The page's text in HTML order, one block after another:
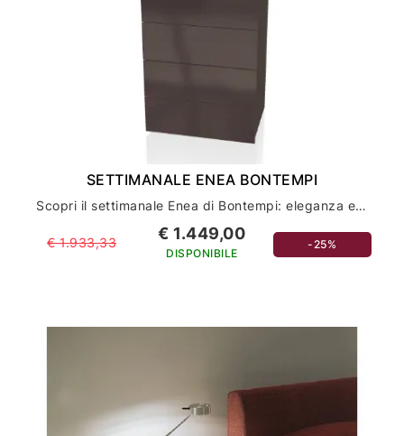
SETTIMANALE ENEA BONTEMPI
Scopri il settimanale Enea di Bontempi: eleganza e funzionalità per l'arredamento della tua casa
€ 1.933,33 € 1.449,00
DISPONIBILE
-25%